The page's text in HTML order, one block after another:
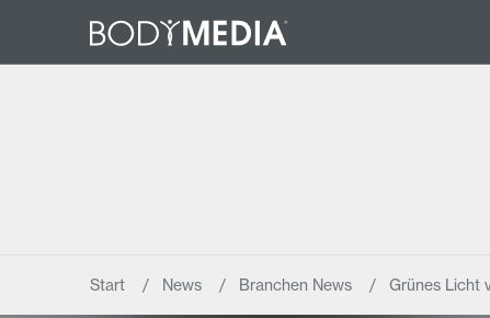
Start News Branchen News Grünes Licht